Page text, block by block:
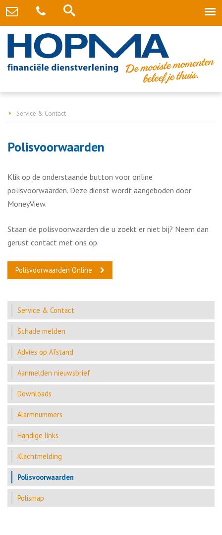
Service & Contact
Polisvoorwaarden
Klik op de onderstaande button voor online
polisvoorwaarden. Deze dienst wordt aangeboden door
MoneyView.
Staan de polisvoorwaarden die u zoekt er niet bij? Neem dan
gerust contact met ons op.
Polisvoorwaarden Online
Service & Contact
Schade melden
Advies op Afstand
Aanmelden nieuwsbrief
Downloads
Alarmnummers
Handige links
Klachtmelding
Polisvoorwaarden
Polismap